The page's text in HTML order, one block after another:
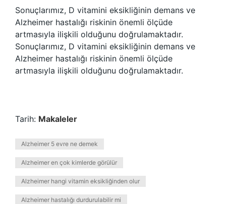
Sonuçlarımız, D vitamini eksikliğinin demans ve
Alzheimer hastalığı riskinin önemli ölçüde
artmasıyla ilişkili olduğunu doğrulamaktadır.
Sonuçlarımız, D vitamini eksikliğinin demans ve
Alzheimer hastalığı riskinin önemli ölçüde
artmasıyla ilişkili olduğunu doğrulamaktadır.
Tarih: Makaleler
Alzheimer 5 evre ne demek
Alzheimer en çok kimlerde görülür
Alzheimer hangi vitamin eksikliğinden olur
Alzheimer hastalığı durdurulabilir mi